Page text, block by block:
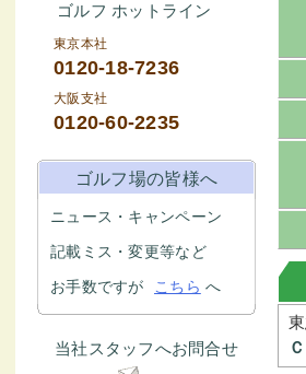
ゴルフ ホットライン
東京本社
0120-18-7236
大阪支社
0120-60-2235
ゴルフ場の皆様へ
ニュース・キャンペーン
記載ミス・変更等など
お手数ですが
こちら へ
当社スタッフへお問合せ
Ｃ